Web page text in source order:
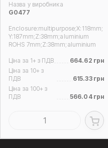
Назва у виробника
G0477
Enclosure:multipurpose;X:118mm;
Y:187mm;Z:38mm;aluminium
ROHS 7mm;Z:38mm;aluminium
Ціна за 1+ з ПДВ
664.62 грн
Ціна за 10+ з
ПДВ
615.33 грн
Ціна за 100+ з
ПДВ
566.04 грн